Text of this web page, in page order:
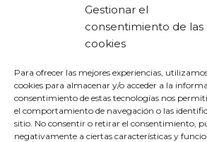
Gestionar el
consentimiento de las
cookies
Para ofrecer las mejores experiencias,
cookies para almacenar y/o acceder a la
consentimiento de estas tecnologías nos
el comportamiento de navegación o las
sitio. No consentir o retirar el consentimiento,
negativamente a ciertas características y
About Jorge Aleix
Contact
CONTACT